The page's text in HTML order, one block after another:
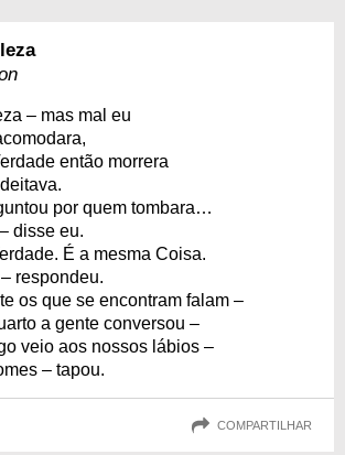
– mas mal eu
então morrera
por quem tombara…
disse eu.
É a mesma Coisa.
respondeu.
os que se encontram falam –
a gente conversou –
veio aos nossos lábios –
– tapou.
COMPARTILHAR